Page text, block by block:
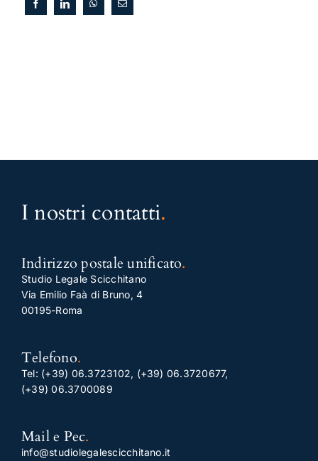
I nostri contatti.
Indirizzo postale unificato.
Studio Legale Scicchitano
Via Emilio Faà di Bruno, 4
00195-Roma
Telefono.
Tel: (+39) 06.3723102, (+39) 06.3720677,
(+39) 06.3700089
Mail e Pec.
info@studiolegalescicchitano.it